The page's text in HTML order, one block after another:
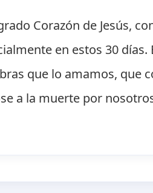
Corazón de Jesús,
en estos 30
que lo amamos, que
a la muerte por